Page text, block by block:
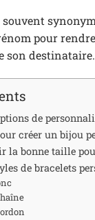
pour
son destinataire.
de
créer un bijou
la bonne taille
de bracelets